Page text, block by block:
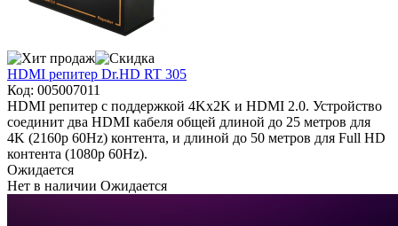
HDMI репитер Dr.HD RT 305
Код: 005007011
HDMI репитер с поддержкой 4Kx2K и HDMI 2.0. Устройство
соединит два HDMI кабеля общей длиной до 25 метров для
4K (2160p 60Hz) контента, и длиной до 50 метров для Full HD
контента (1080p 60Hz).
Ожидается
Нет в наличии Ожидается